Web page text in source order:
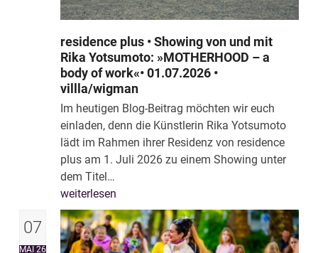
residence plus • Showing von und mit
Rika Yotsumoto: »MOTHERHOOD – a
body of work«• 01.07.2026 •
villla/wigman
Im heutigen Blog-Beitrag möchten wir euch
einladen, denn die Künstlerin Rika Yotsumoto
lädt im Rahmen ihrer Residenz von residence
plus am 1. Juli 2026 zu einem Showing unter
dem Titel…
weiterlesen
07
MAI 26